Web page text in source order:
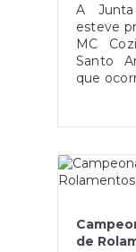
ensino
um
assim
cultural
dia,
A
esteve
MC
Santo
que
de
MC
para a
de
de